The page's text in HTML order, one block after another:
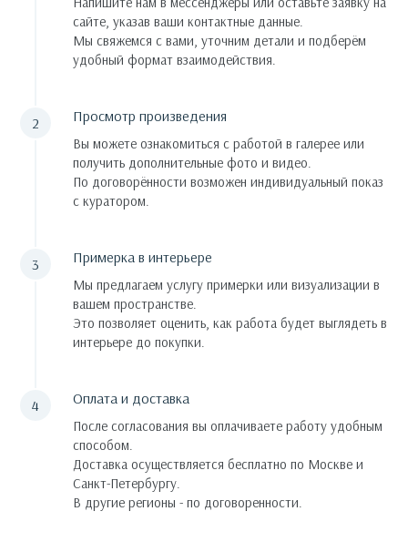
сайте, указав ваши контактные данные.
Мы свяжемся с вами, уточним детали и подберём
удобный формат взаимодействия.
Просмотр произведения
Вы можете ознакомиться с работой в галерее или
получить дополнительные фото и видео.
По договорённости возможен индивидуальный показ
с куратором.
Примерка в интерьере
Мы предлагаем услугу примерки или визуализации в
вашем пространстве.
Это позволяет оценить, как работа будет выглядеть в
интерьере до покупки.
Оплата и доставка
После согласования вы оплачиваете работу удобным
способом.
Доставка осуществляется бесплатно по Москве и
Санкт-Петербургу.
В другие регионы - по договоренности.